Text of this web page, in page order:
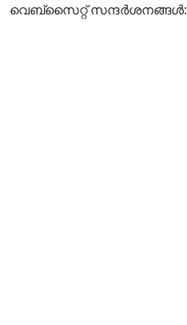
വെബ്സൈറ്റ് സന്ദര്‍ശനങ്ങള്‍: